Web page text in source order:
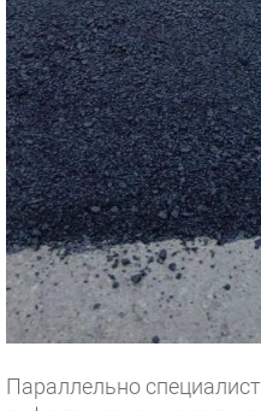
Параллельно